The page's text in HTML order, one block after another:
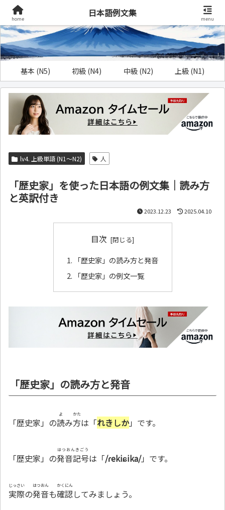
基本 (N5) 初級 (N4) 中級 (N2) 上級 (N1)
lv4. 上級単語 (N1～N2) 人
「歴史家」を使った日本語の例文集｜読み方
と英訳付き
2023.12.23 2025.04.10
目次
「歴史家」の読み方と発音
「歴史家」の例文一覧
「歴史家」の読み方と発音
「歴史家」の読
よ
み方
かた
は「れきしか」です。
「歴史家」の発音記号
はつおんきごう
は「/ɾekiɕika/」です。
実際
じっさい
の発音
はつおん
も確認
かくにん
してみましょう。
home
日本語例文集
menu